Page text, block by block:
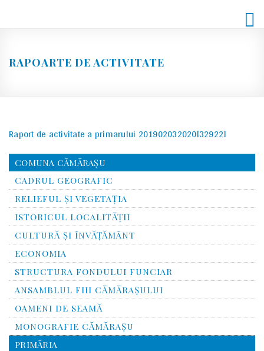
RAPOARTE DE ACTIVITATE
Raport de activitate a primarului 201902032020[32922]
COMUNA CĂMĂRAȘU
CADRUL GEOGRAFIC
RELIEFUL ŞI VEGETAŢIA
ISTORICUL LOCALITĂŢII
CULTURĂ ŞI ÎNVĂŢĂMÂNT
ECONOMIA
STRUCTURA FONDULUI FUNCIAR
ANSAMBLUL FIII CĂMĂRAŞULUI
OAMENI DE SEAMĂ
MONOGRAFIE CĂMĂRAŞU
PRIMĂRIA